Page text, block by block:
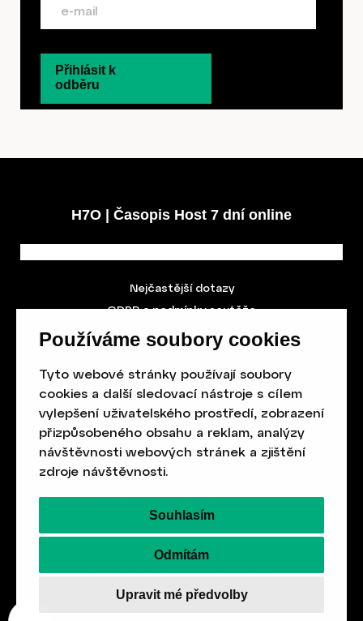
Používáme soubory cookies
Tyto webové stránky používají soubory
cookies a další sledovací nástroje s cílem
vylepšení uživatelského prostředí, zobrazení
přizpůsobeného obsahu a reklam, analýzy
návštěvnosti webových stránek a zjištění
zdroje návštěvnosti.
Souhlasím
Odmítám
Upravit mé předvolby
Přihlásit k
odběru
H7O | Časopis Host 7 dní online
Nejčastější dotazy
GDPR a podmínky soutěže
Obchodní podmínky
Spolek přátel vydávání
časopisu HOST
Beethovenova 25/4
657 42 Brno-střed
objednavky@casopishost.cz
+420 775 995 695
Revue Host vychází s laskavou finanční
podporou Ministerstva kultury ČR
a statutárního města Brna.